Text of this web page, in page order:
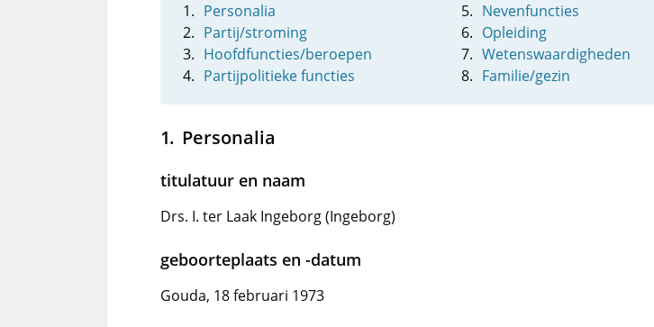
Personalia
Partij/stroming
Hoofdfuncties/beroepen
Partijpolitieke functies
Nevenfuncties
Opleiding
Wetenswaardigheden
Familie/gezin
Personalia
titulatuur en naam
Drs. I. ter Laak Ingeborg (Ingeborg)
geboorteplaats en -datum
Gouda, 18 februari 1973